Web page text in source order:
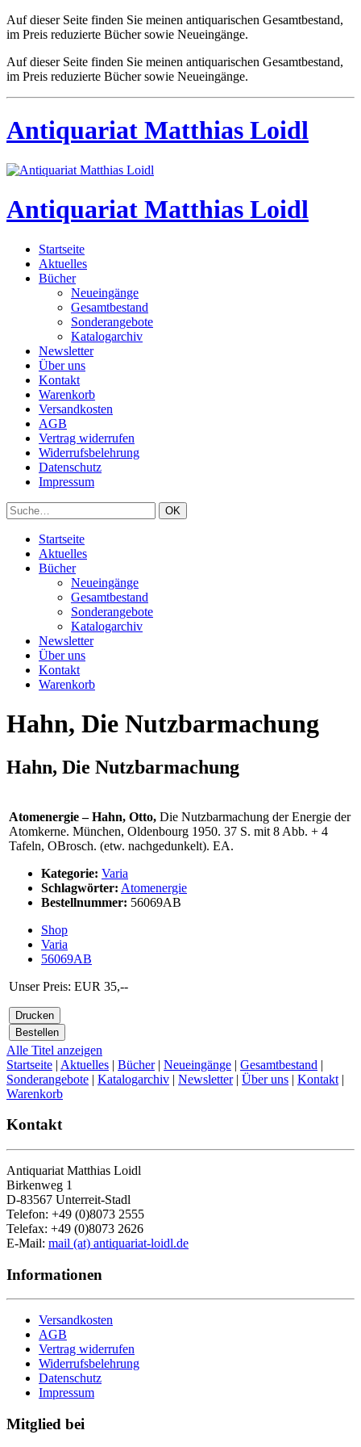
Auf dieser Seite finden Sie meinen antiquarischen Gesamtbestand,
im Preis reduzierte Bücher sowie Neueingänge.
Auf dieser Seite finden Sie meinen antiquarischen Gesamtbestand,
im Preis reduzierte Bücher sowie Neueingänge.
Antiquariat Matthias Loidl
Antiquariat Matthias Loidl
Startseite
Aktuelles
Bücher
Neueingänge
Gesamtbestand
Sonderangebote
Katalogarchiv
Newsletter
Über uns
Kontakt
Warenkorb
Versandkosten
AGB
Vertrag widerrufen
Widerrufsbelehrung
Datenschutz
Impressum
Startseite
Aktuelles
Bücher
Neueingänge
Gesamtbestand
Sonderangebote
Katalogarchiv
Newsletter
Über uns
Kontakt
Warenkorb
Hahn, Die Nutzbarmachung
Hahn, Die Nutzbarmachung
Atomenergie – Hahn, Otto, Die Nutzbarmachung der Energie der
Atomkerne. München, Oldenbourg 1950. 37 S. mit 8 Abb. + 4
Tafeln, OBrosch. (etw. nachgedunkelt). EA.
Kategorie: Varia
Schlagwörter: Atomenergie
Bestellnummer: 56069AB
Shop
Varia
56069AB
Unser Preis: EUR 35,--
Alle Titel anzeigen
Startseite | Aktuelles | Bücher| Neueingänge | Gesamtbestand |
Sonderangebote | Katalogarchiv | Newsletter| Über uns | Kontakt |
Warenkorb
Kontakt
Antiquariat Matthias Loidl
Birkenweg 1
D-83567 Unterreit-Stadl
Telefon: +49 (0)8073 2555
Telefax: +49 (0)8073 2626
E-Mail: mail (at) antiquariat-loidl.de
Informationen
Versandkosten
AGB
Vertrag widerrufen
Widerrufsbelehrung
Datenschutz
Impressum
Mitglied bei